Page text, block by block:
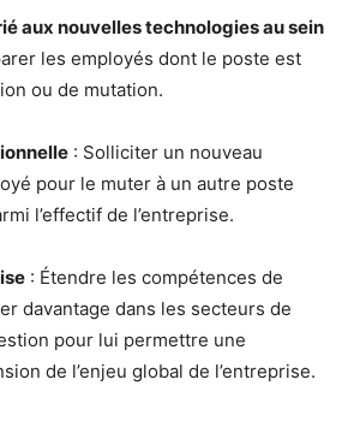
aux nouvelles technologies au sein
les employés dont le poste est
ou de mutation.
: Solliciter un nouveau
pour le muter à un autre poste
l’effectif de l’entreprise.
: Étendre les compétences de
davantage dans les secteurs de
pour lui permettre une
de l’enjeu global de l’entreprise.